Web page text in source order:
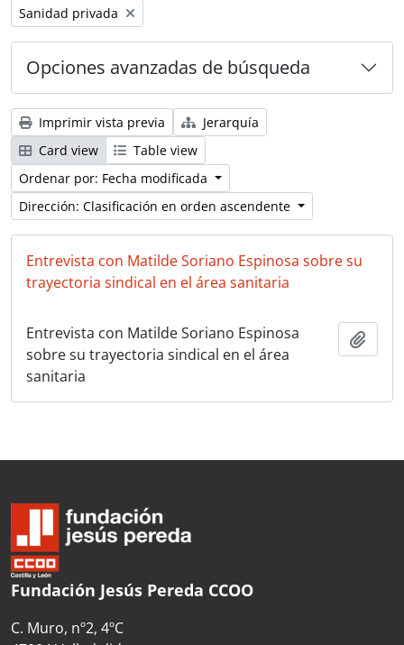
Remove filter:
Sanidad privada
Opciones avanzadas de búsqueda
Imprimir vista previa
Jerarquía
Card view
Table view
Ordenar por: Fecha modificada
Dirección: Clasificación en orden ascendente
Entrevista con Matilde Soriano Espinosa sobre su
trayectoria sindical en el área sanitaria
Entrevista con Matilde Soriano Espinosa
sobre su trayectoria sindical en el área
sanitaria
Fundación Jesús Pereda CCOO
C. Muro, nº2, 4ºC